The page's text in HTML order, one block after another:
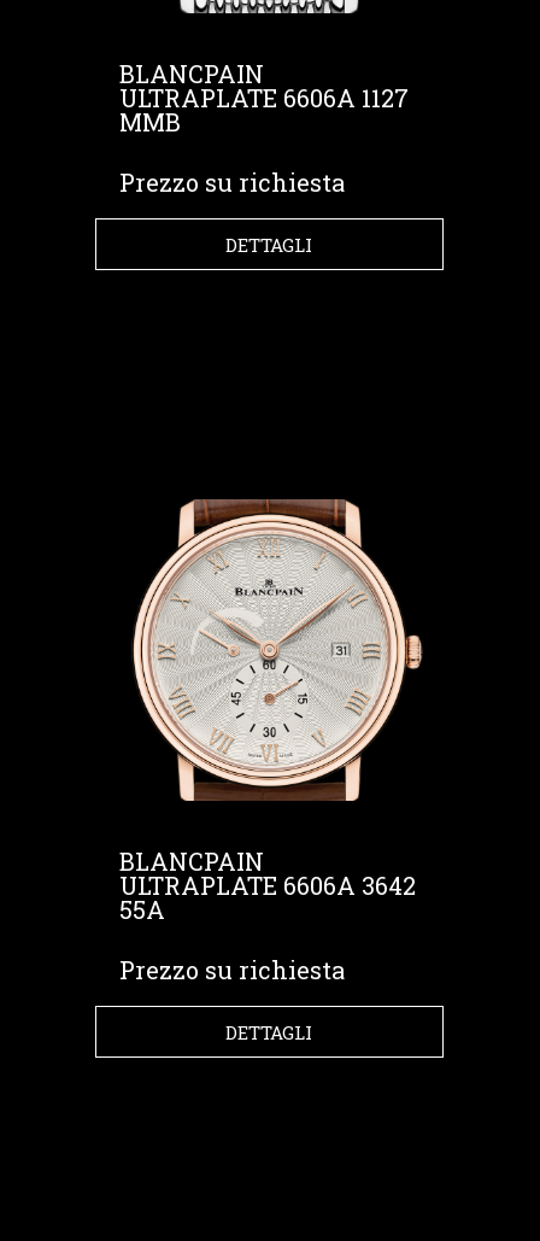
BLANCPAIN
ULTRAPLATE 6606A 1127
MMB
Prezzo su richiesta
DETTAGLI
BLANCPAIN
ULTRAPLATE 6606A 3642
55A
Prezzo su richiesta
DETTAGLI